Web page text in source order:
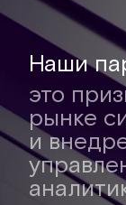
Наши
это
рынке
и